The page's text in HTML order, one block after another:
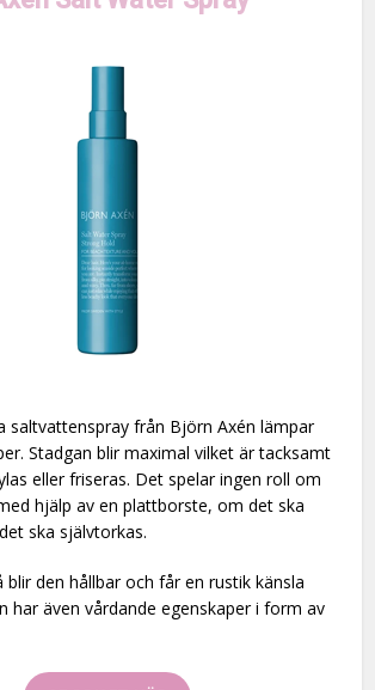
saltvattenspray från Björn Axén lämpar
Stadgan blir maximal vilket är tacksamt
eller friseras. Det spelar ingen roll om
hjälp av en plattborste, om det ska
ska självtorkas.
blir den hållbar och får en rustik känsla
har även vårdande egenskaper i form av